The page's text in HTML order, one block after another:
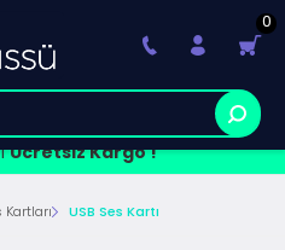
Ücretsiz Kargo !
0
Kartları USB Ses Kartı